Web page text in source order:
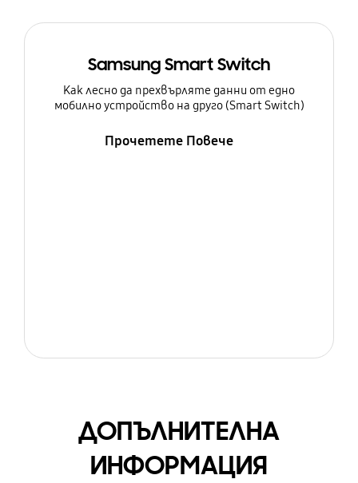
Samsung Smart Switch
Как лесно да прехвърляте данни от едно
мобилно устройство на друго (Smart Switch)
Прочетете Повече
ДОПЪЛНИТЕЛНА
ИНФОРМАЦИЯ